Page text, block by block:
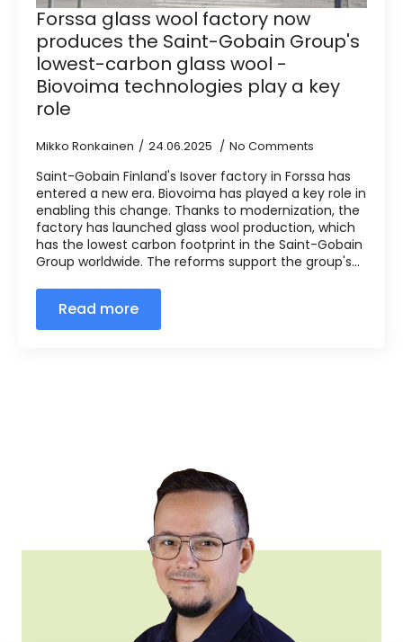
Forssa glass wool factory now
produces the Saint-Gobain Group's
lowest-carbon glass wool -
Biovoima technologies play a key
role
Mikko Ronkainen 24.06.2025 No Comments
Saint-Gobain Finland's Isover factory in Forssa has
entered a new era. Biovoima has played a key role in
enabling this change. Thanks to modernization, the
factory has launched glass wool production, which
has the lowest carbon footprint in the Saint-Gobain
Group worldwide. The reforms support the group's...
Read more